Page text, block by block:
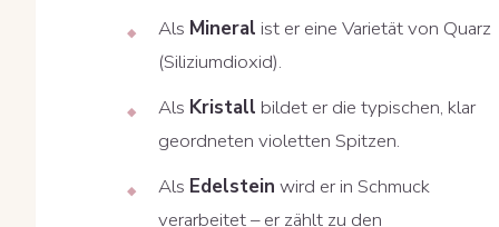
Als Mineral ist er eine Varietät von Quarz
(Siliziumdioxid).
Als Kristall bildet er die typischen, klar
geordneten violetten Spitzen.
Als Edelstein wird er in Schmuck
verarbeitet – er zählt zu den